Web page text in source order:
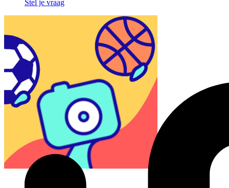
Stel je vraag